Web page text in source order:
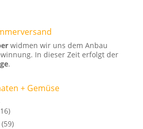
widmen wir uns dem Anbau
In dieser Zeit erfolgt der
.
+ Gemüse
(59)